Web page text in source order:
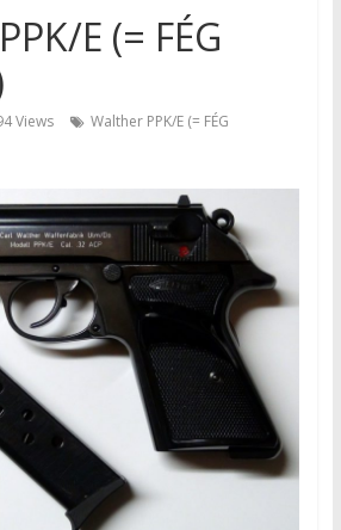
E (= FÉG
Views
Walther PPK/E (= FÉG